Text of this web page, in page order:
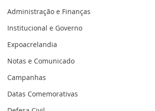
Administração e Finanças
Institucional e Governo
Expoacrelandia
Notas e Comunicado
Campanhas
Datas Comemorativas